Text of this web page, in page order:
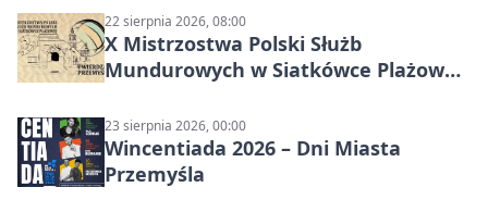
22 sierpnia 2026, 08:00
X Mistrzostwa Polski Służb
Mundurowych w Siatkówce Plażowej
23 sierpnia 2026, 00:00
Wincentiada 2026 – Dni Miasta
Przemyśla